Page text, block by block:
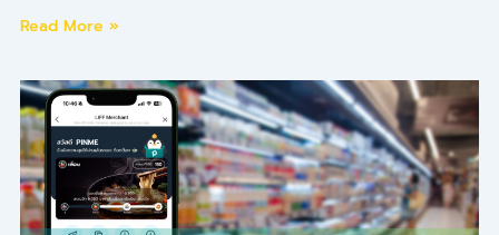
Read More »